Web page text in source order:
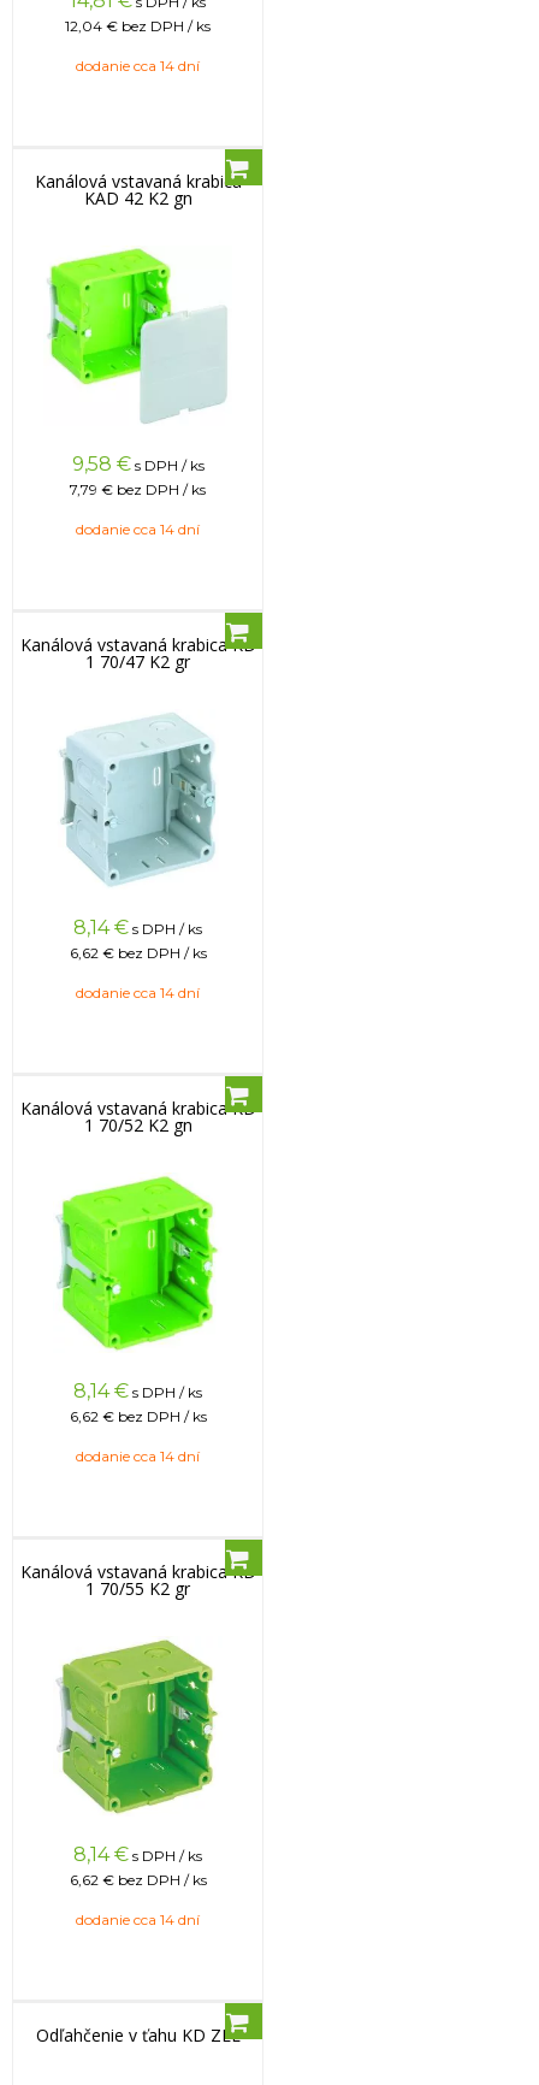
12,04 € bez DPH / ks
dodanie cca 14 dní
Kanálová vstavaná krabica
KAD 42 K2 gn
9,58 € s DPH / ks
7,79 € bez DPH / ks
dodanie cca 14 dní
Kanálová vstavaná krabica KD
1 70/47 K2 gr
8,14 € s DPH / ks
6,62 € bez DPH / ks
dodanie cca 14 dní
Kanálová vstavaná krabica KD
1 70/52 K2 gn
8,14 € s DPH / ks
6,62 € bez DPH / ks
dodanie cca 14 dní
Kanálová vstavaná krabica KD
1 70/55 K2 gr
8,14 € s DPH / ks
6,62 € bez DPH / ks
dodanie cca 14 dní
Odľahčenie v ťahu KD ZEL